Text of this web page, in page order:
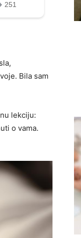
Bila sam
lekciju:
o vama.